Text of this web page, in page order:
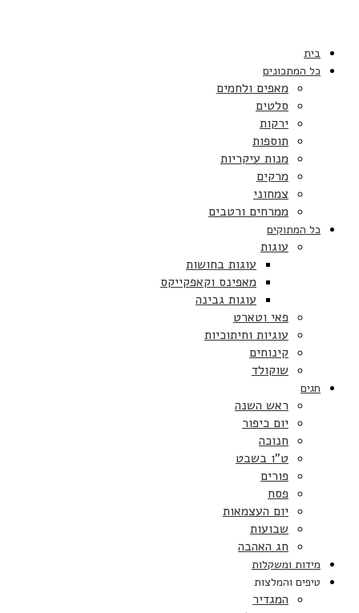
בית
כל המתכונים
מאפים ולחמים
סלטים
ירקות
תוספות
מנות עיקריות
מרקים
צמחוני
ממרחים ורטבים
כל המתוקים
עוגות
עוגות בחושות
מאפינס וקאפקייקס
עוגות גבינה
פאי וטארט
עוגיות וחיתוכיות
קינוחים
שוקולד
חגים
ראש השנה
יום כיפור
חנוכה
ט”ו בשבט
פורים
פסח
יום העצמאות
שבועות
חג האהבה
מידות ומשקלות
טיפים והמלצות
המגדיר